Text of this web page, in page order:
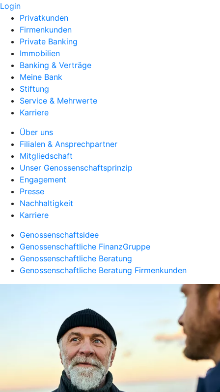
Login
Privatkunden
Firmenkunden
Private Banking
Immobilien
Banking & Verträge
Meine Bank
Stiftung
Service & Mehrwerte
Karriere
Über uns
Filialen & Ansprechpartner
Mitgliedschaft
Unser Genossenschaftsprinzip
Engagement
Presse
Nachhaltigkeit
Karriere
Genossenschaftsidee
Genossenschaftliche FinanzGruppe
Genossenschaftliche Beratung
Genossenschaftliche Beratung Firmenkunden